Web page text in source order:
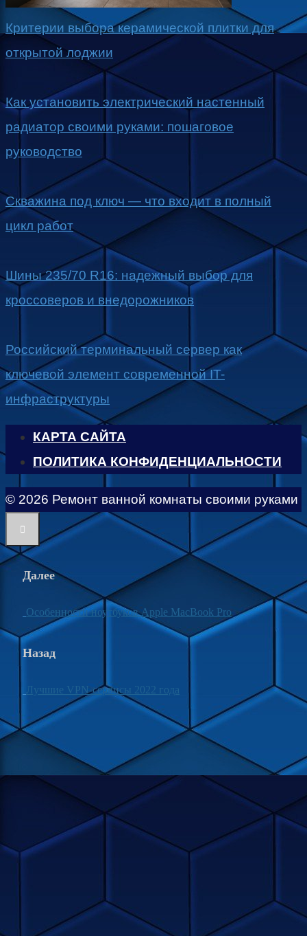
Критерии выбора керамической плитки для
открытой лоджии
Как установить электрический настенный
радиатор своими руками: пошаговое
руководство
Скважина под ключ — что входит в полный
цикл работ
Шины 235/70 R16: надежный выбор для
кроссоверов и внедорожников
Российский терминальный сервер как
ключевой элемент современной IT-
инфраструктуры
КАРТА САЙТА
ПОЛИТИКА КОНФИДЕНЦИАЛЬНОСТИ
© 2026 Ремонт ванной комнаты своими руками
Далее
Особенности ноутбуков Apple MacBook Pro
Назад
Лучшие VPN-сервисы 2022 года